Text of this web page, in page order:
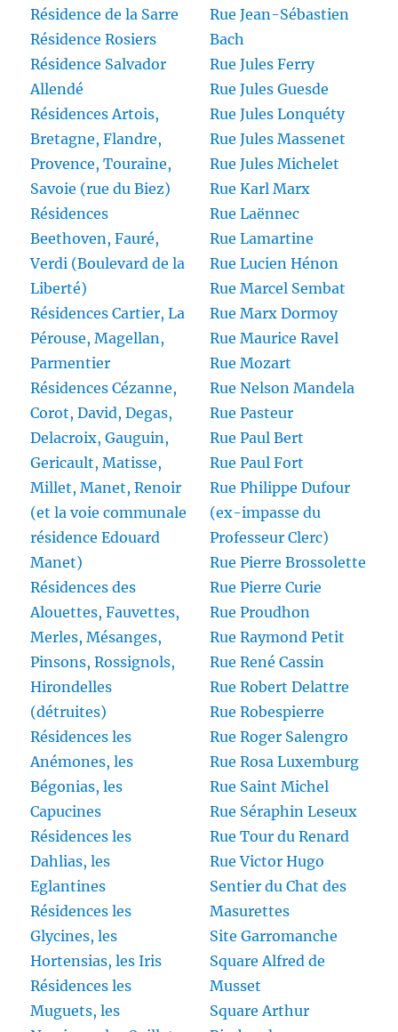
Résidence de la Sarre
Résidence Rosiers
Résidence Salvador
Allendé
Résidences Artois,
Bretagne, Flandre,
Provence, Touraine,
Savoie (rue du Biez)
Résidences
Beethoven, Fauré,
Verdi (Boulevard de la
Liberté)
Résidences Cartier, La
Pérouse, Magellan,
Parmentier
Résidences Cézanne,
Corot, David, Degas,
Delacroix, Gauguin,
Gericault, Matisse,
Millet, Manet, Renoir
(et la voie communale
résidence Edouard
Manet)
Résidences des
Alouettes, Fauvettes,
Merles, Mésanges,
Pinsons, Rossignols,
Hirondelles
(détruites)
Résidences les
Anémones, les
Bégonias, les
Capucines
Résidences les
Dahlias, les
Eglantines
Résidences les
Glycines, les
Hortensias, les Iris
Résidences les
Muguets, les
Rue Jean-Sébastien
Bach
Rue Jules Ferry
Rue Jules Guesde
Rue Jules Lonquéty
Rue Jules Massenet
Rue Jules Michelet
Rue Karl Marx
Rue Laënnec
Rue Lamartine
Rue Lucien Hénon
Rue Marcel Sembat
Rue Marx Dormoy
Rue Maurice Ravel
Rue Mozart
Rue Nelson Mandela
Rue Pasteur
Rue Paul Bert
Rue Paul Fort
Rue Philippe Dufour
(ex-impasse du
Professeur Clerc)
Rue Pierre Brossolette
Rue Pierre Curie
Rue Proudhon
Rue Raymond Petit
Rue René Cassin
Rue Robert Delattre
Rue Robespierre
Rue Roger Salengro
Rue Rosa Luxemburg
Rue Saint Michel
Rue Séraphin Leseux
Rue Tour du Renard
Rue Victor Hugo
Sentier du Chat des
Masurettes
Site Garromanche
Square Alfred de
Musset
Square Arthur